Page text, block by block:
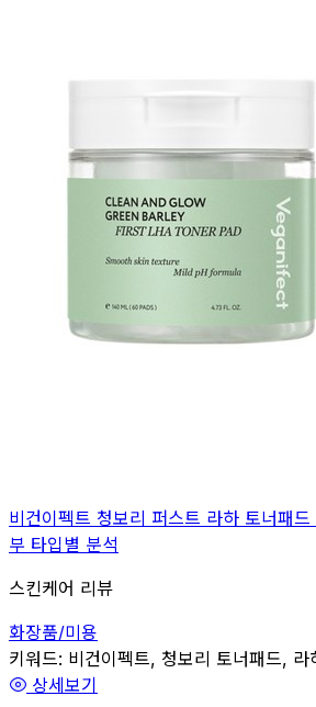
비건이펙트 청보리 퍼스트 라하 토너패
부 타입별 분석
스킨케어 리뷰
화장품/미용
관련
키워드: 비건이펙트, 청보리 토너패드, 라
상세보기